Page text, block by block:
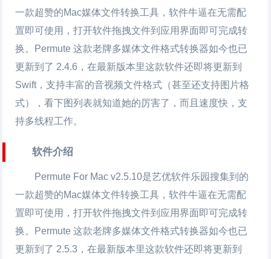
一款超赞的Mac媒体文件转换工具 ，软件牛逼在无需配
置即可使用，打开软件拖拽文件到应用界面即可完成转
换。Permute 这款老牌多媒体文件格式转换器如今也已
更新到了 2.4.6，在最新版本里这款软件还即将更新到
Swift，支持丰富的音视频文件格式（甚至还支持图片格
式），看下图列表就知道她的厉害了，而且速度快，支
持多线程工作。
软件介绍
Permute For Mac v2.5.10是艺优软件乐园搜集到的
一款超赞的Mac媒体文件转换工具，软件牛逼在无需配
置即可使用，打开软件拖拽文件到应用界面即可完成转
换。Permute 这款老牌多媒体文件格式转换器如今也已
更新到了 2.5.3，在最新版本里这款软件还即将更新到